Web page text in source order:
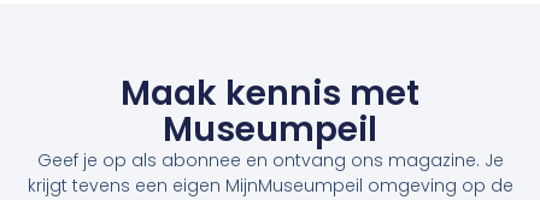
Maak kennis met
Museumpeil
Geef je op als abonnee en ontvang ons magazine. Je
krijgt tevens een eigen MijnMuseumpeil omgeving op de